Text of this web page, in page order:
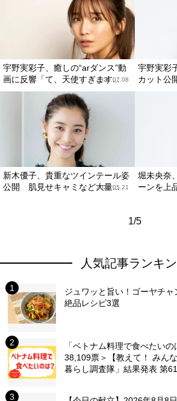
宇野実彩子、癒しの“arダンス”動
画に反響「て、天使すぎます...
2020.07.08
宇野実彩
カット公
新木優子、貴重なツインテール姿
公開 肌見せキャミなど大量...
2020.05.21
堀未央奈
ーンを上
1/5
人気記事ランキ
ジュワッと旨い！ゴーヤチ
絶品レシピ3選
「ベトナム料理で食べたい
38,109票＞【教えて！ みん
暮らし調査隊」結果発表 第